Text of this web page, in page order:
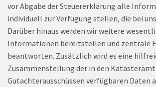
vor Abgabe der Steuererklärung alle
individuell zur Verfügung stellen, die bei
Darüber hinaus werden wir weitere
Informationen bereitstellen und zentrale
beantworten. Zusätzlich wird es eine
Zusammenstellung der in den
Gutachterausschüssen verfügbaren Daten